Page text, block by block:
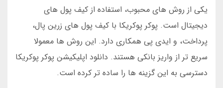
یکی از روش های محبوب، استفاده از کیف پول های
دیجیتال است. پوکر پوکریکا با کیف پول های زرین پال،
پرداخت، و ایدی پی همکاری دارد. این روش ها معمولا
سریع تر از واریز بانکی هستند. دانلود اپلیکیشن پوکر پوکریکا
دسترسی به این گزینه ها را ساده تر کرده است.